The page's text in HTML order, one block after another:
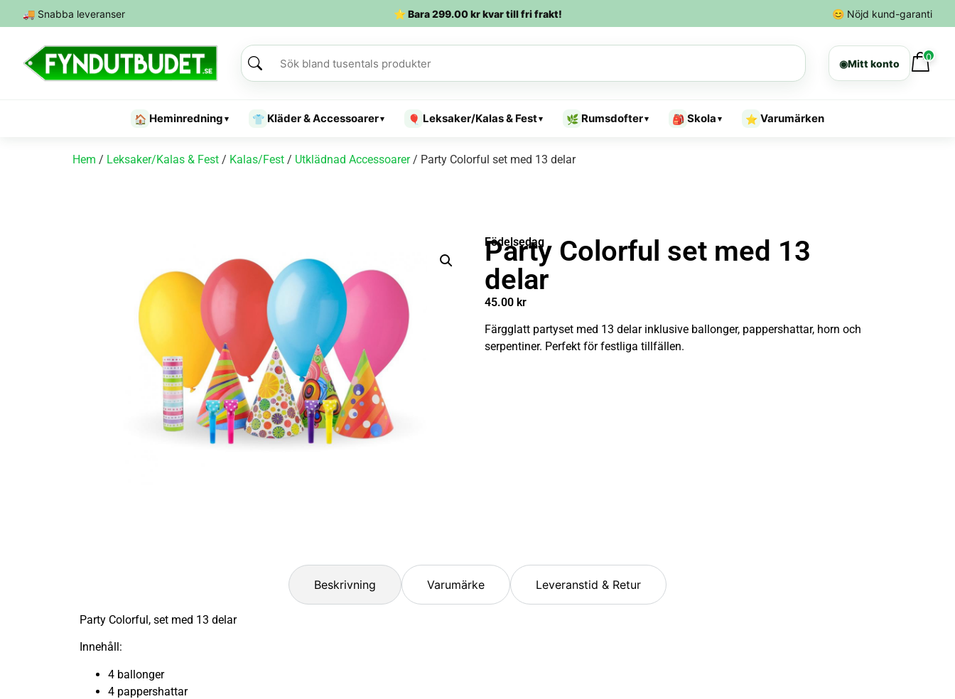
🚚 Snabba leveranser ⭐ Bara299.00krkvar till fri frakt! 😊 Nöjd kund-garanti
◉Mitt konto
0
🏠 Heminredning ▾ 👕 Kläder & Accessoarer▾ 🎈 Leksaker/Kalas & Fest▾ 🌿 Rumsdofter▾ 🎒 Skola ▾ ⭐ Varumärken
Hem / Leksaker/Kalas & Fest / Kalas/Fest / Utklädnad Accessoarer/ Party Colorful set med 13 delar
Födelsedag
Party Colorful set med 13
delar
45.00 kr
Färgglatt partyset med 13 delar inklusive ballonger, pappershattar, horn och
serpentiner. Perfekt för festliga tillfällen.
Beskrivning Varumärke Leveranstid & Retur
Party Colorful, set med 13 delar
Innehåll:
4 ballonger
4 pappershattar